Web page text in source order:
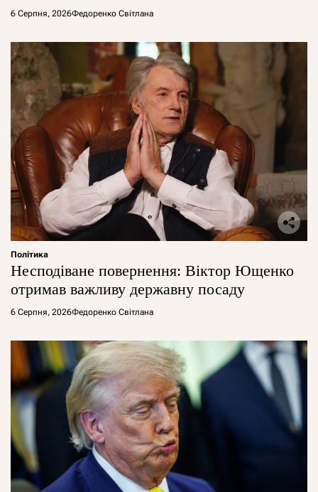
6 Серпня, 2026Федоренко Світлана
Політика
Несподіване повернення: Віктор Ющенко
отримав важливу державну посаду
6 Серпня, 2026Федоренко Світлана